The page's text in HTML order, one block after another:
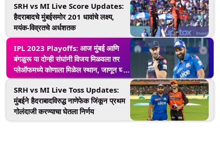
SRH vs MI Live Score Updates:
हैदराबादचे मुंबईसमोर 201 धावांचे लक्ष्य,
मयंक-विव्रतचे अर्धशतक
IPL 2023 Playoffs: आज मुंबई आणि
बंगळुरू या दोन्ही संघांनी विजय मिळवला तर
प्लेऑफमध्ये कोणाला मिळेल स्थान, जाणून घ्या
संपूर्ण समीकरण
SRH vs MI Live Toss Updates:
मुंबईने हैदराबादविरुद्ध नाणेफेक जिंकून प्रथम
गोलंदाजी करण्याचा घेतला निर्णय